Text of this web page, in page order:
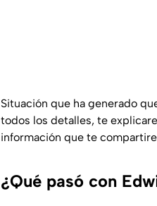
Situación que ha generado
todos los detalles, te
información que te
¿Qué pasó con